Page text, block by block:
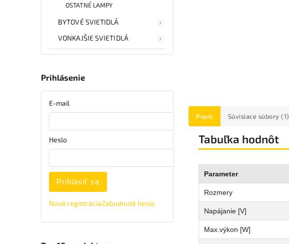
OSTATNÉ LAMPY
BYTOVÉ SVIETIDLÁ
VONKAJŠIE SVIETIDLÁ
Prihlásenie
E-mail
Heslo
Prihlásiť sa
Nová registráciaZabudnuté heslo
Popis Súvisiace súbory (1)
Tabuľka hodnôt
Parameter
Rozmery
Napájanie [V]
Max.výkon [W]